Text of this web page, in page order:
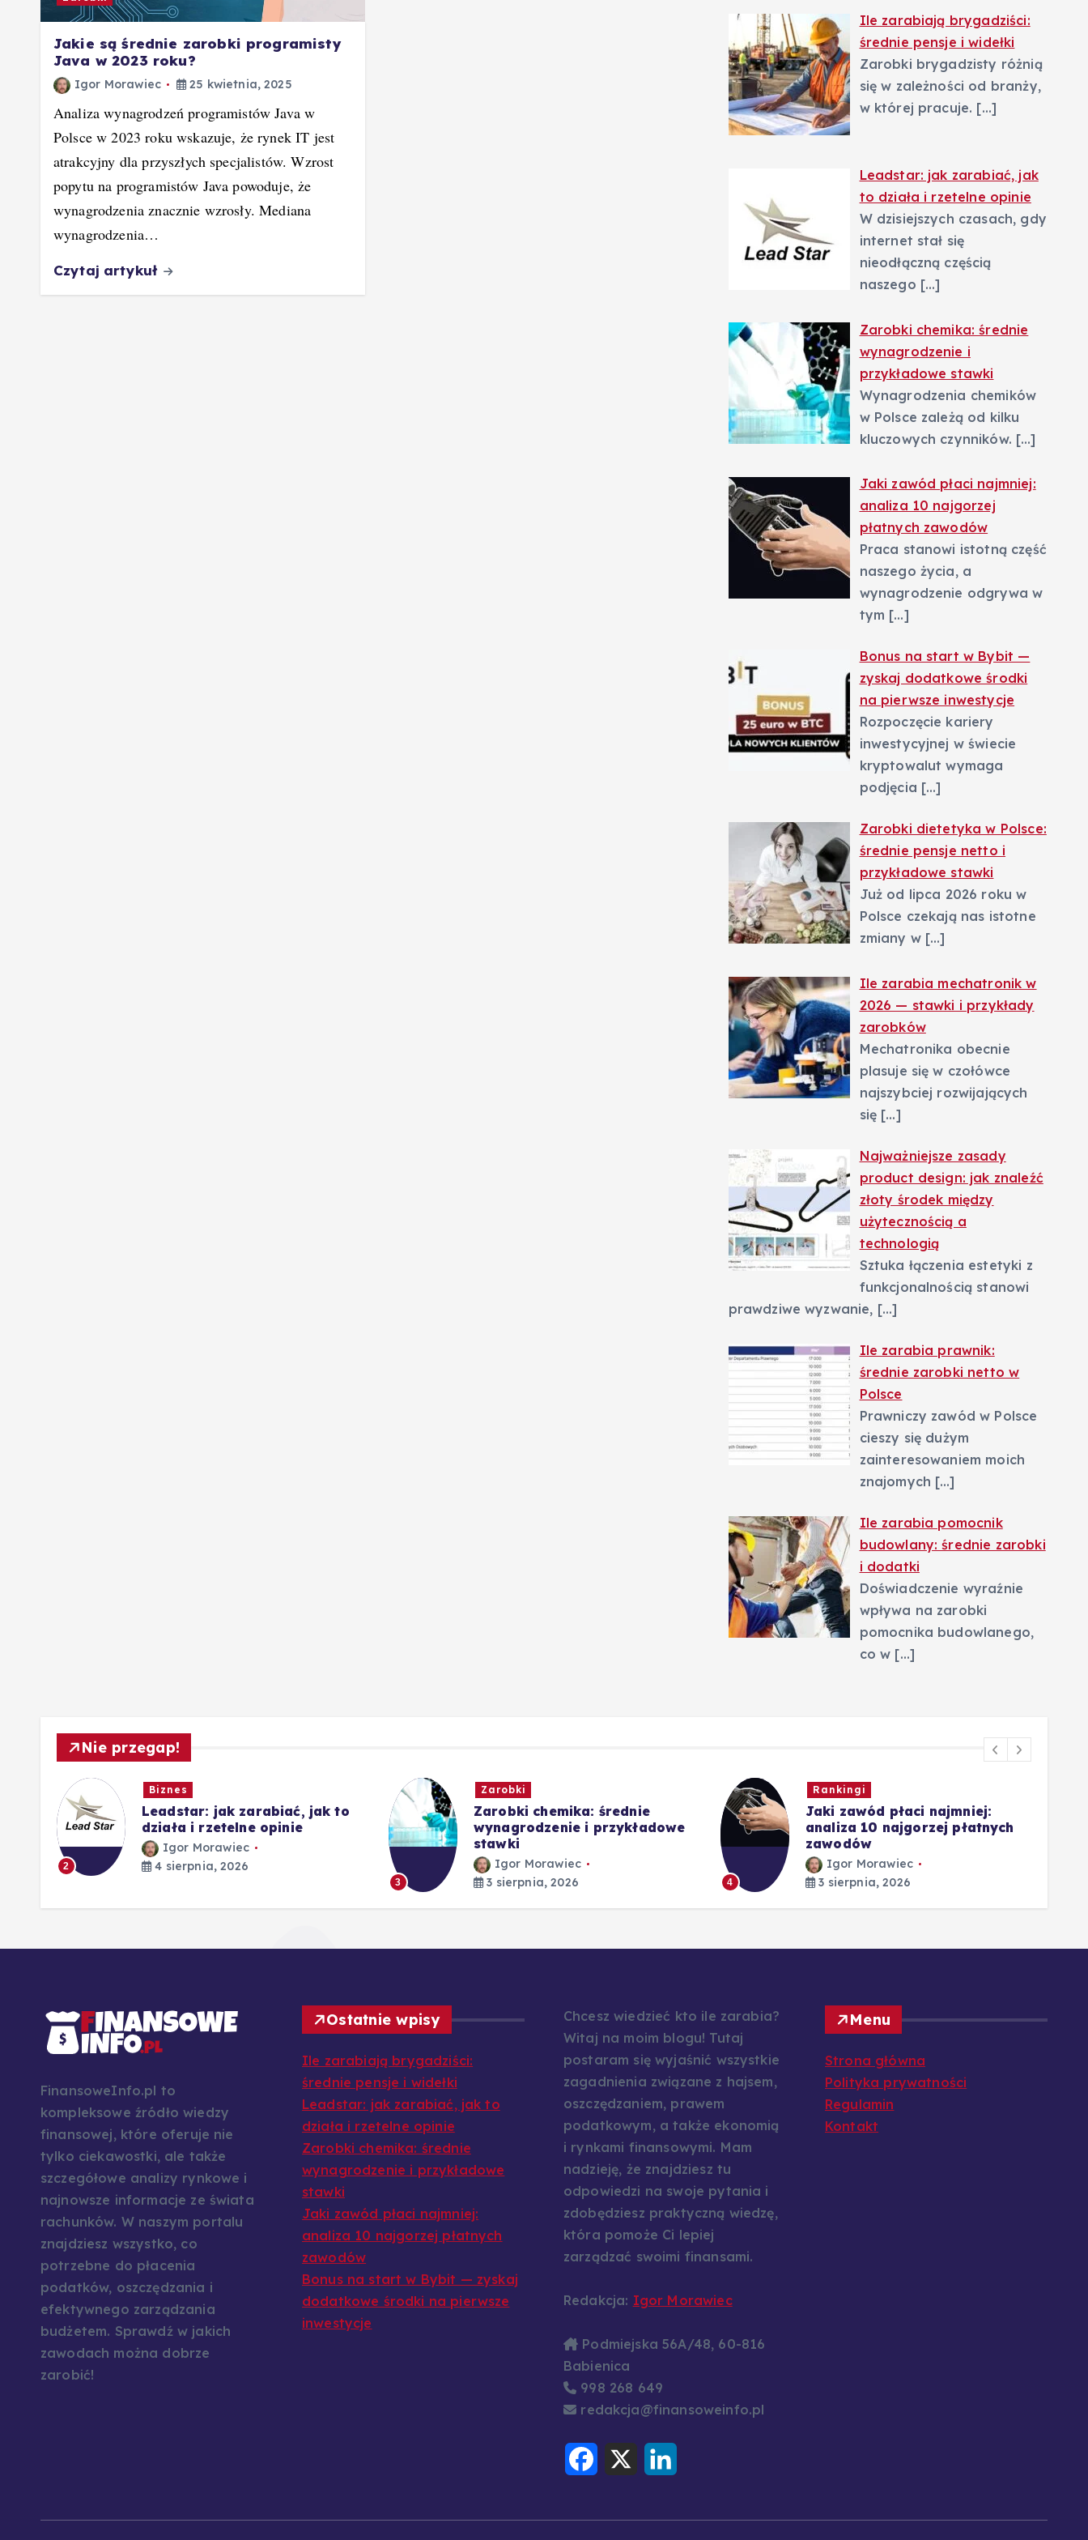
Jakie są średnie zarobki programisty
Java w 2023 roku?
Igor Morawiec 25 kwietnia, 2025
Analiza wynagrodzeń programistów Java w
Polsce w 2023 roku wskazuje, że rynek IT jest
atrakcyjny dla przyszłych specjalistów. Wzrost
popytu na programistów Java powoduje, że
wynagrodzenia znacznie wzrosły. Mediana
wynagrodzenia…
Czytaj artykuł
Ile zarabiają brygadziści:
średnie pensje i widełki
Zarobki brygadzisty różnią
się w zależności od branży,
w której pracuje. […]
Leadstar: jak zarabiać, jak
to działa i rzetelne opinie
W dzisiejszych czasach, gdy
internet stał się
nieodłączną częścią
naszego […]
Zarobki chemika: średnie
wynagrodzenie i
przykładowe stawki
Wynagrodzenia chemików
w Polsce zależą od kilku
kluczowych czynników. […]
Jaki zawód płaci najmniej:
analiza 10 najgorzej
płatnych zawodów
Praca stanowi istotną część
naszego życia, a
wynagrodzenie odgrywa w
tym […]
Bonus na start w Bybit —
zyskaj dodatkowe środki
na pierwsze inwestycje
Rozpoczęcie kariery
inwestycyjnej w świecie
kryptowalut wymaga
podjęcia […]
Zarobki dietetyka w Polsce:
średnie pensje netto i
przykładowe stawki
Już od lipca 2026 roku w
Polsce czekają nas istotne
zmiany w […]
Ile zarabia mechatronik w
2026 — stawki i przykłady
zarobków
Mechatronika obecnie
plasuje się w czołówce
najszybciej rozwijających
się […]
Najważniejsze zasady
product design: jak znaleźć
złoty środek między
użytecznością a
technologią
Sztuka łączenia estetyki z
funkcjonalnością stanowi
prawdziwe wyzwanie, […]
Ile zarabia prawnik:
średnie zarobki netto w
Polsce
Prawniczy zawód w Polsce
cieszy się dużym
zainteresowaniem moich
znajomych […]
Ile zarabia pomocnik
budowlany: średnie zarobki
i dodatki
Doświadczenie wyraźnie
wpływa na zarobki
pomocnika budowlanego,
co w […]
Nie przegap!
2
Biznes
Leadstar: jak zarabiać, jak to
działa i rzetelne opinie
Igor Morawiec
4 sierpnia, 2026
3
Zarobki
Zarobki chemika: średnie
wynagrodzenie i przykładowe
stawki
Igor Morawiec
3 sierpnia, 2026
4
Rankingi
Jaki zawód płaci najmniej:
analiza 10 najgorzej płatnych
zawodów
Igor Morawiec
3 sierpnia, 2026
FinansoweInfo.pl to
kompleksowe źródło wiedzy
finansowej, które oferuje nie
tylko ciekawostki, ale także
szczegółowe analizy rynkowe i
najnowsze informacje ze świata
rachunków. W naszym portalu
znajdziesz wszystko, co
potrzebne do płacenia
podatków, oszczędzania i
efektywnego zarządzania
budżetem. Sprawdź w jakich
zawodach można dobrze
zarobić!
Ostatnie wpisy
Ile zarabiają brygadziści:
średnie pensje i widełki
Leadstar: jak zarabiać, jak to
działa i rzetelne opinie
Zarobki chemika: średnie
wynagrodzenie i przykładowe
stawki
Jaki zawód płaci najmniej:
analiza 10 najgorzej płatnych
zawodów
Bonus na start w Bybit — zyskaj
dodatkowe środki na pierwsze
inwestycje
Chcesz wiedzieć kto ile zarabia?
Witaj na moim blogu! Tutaj
postaram się wyjaśnić wszystkie
zagadnienia związane z hajsem,
oszczędzaniem, prawem
podatkowym, a także ekonomią
i rynkami finansowymi. Mam
nadzieję, że znajdziesz tu
odpowiedzi na swoje pytania i
zdobędziesz praktyczną wiedzę,
która pomoże Ci lepiej
zarządzać swoimi finansami.
Redakcja: Igor Morawiec
Podmiejska 56A/48, 60-816
Babienica
998 268 649
redakcja@finansoweinfo.pl
F
c
X
Menu
Strona główna
Polityka prywatności
Regulamin
Kontakt